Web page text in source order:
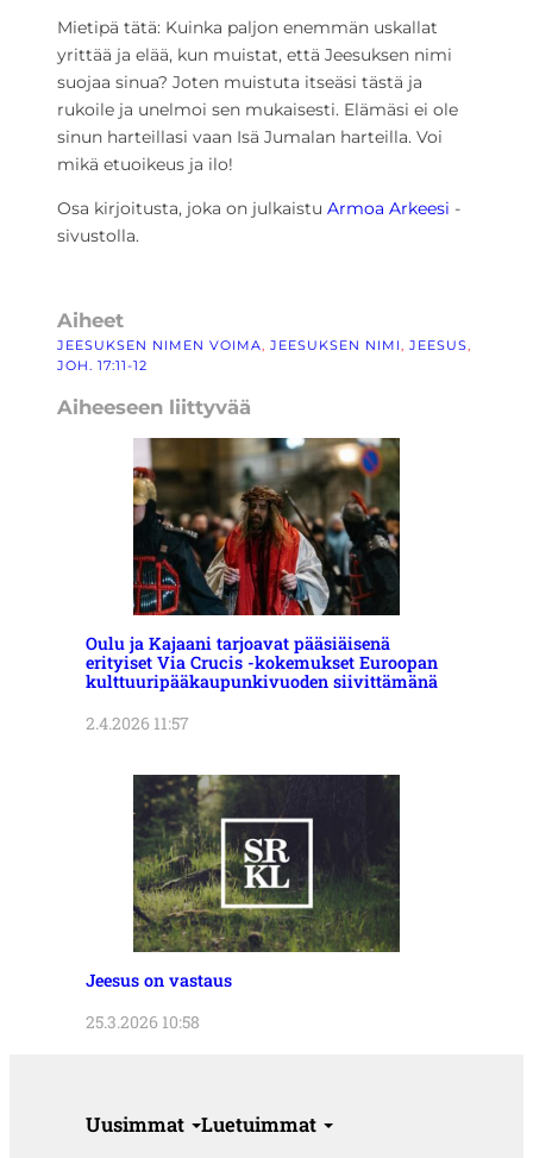
Mietipä tätä: Kuinka paljon enemmän uskallat
yrittää ja elää, kun muistat, että Jeesuksen nimi
suojaa sinua? Joten muistuta itseäsi tästä ja
rukoile ja unelmoi sen mukaisesti. Elämäsi ei ole
sinun harteillasi vaan Isä Jumalan harteilla. Voi
mikä etuoikeus ja ilo!
Osa kirjoitusta, joka on julkaistu Armoa Arkeesi -
sivustolla.
Aiheet
JEESUKSEN NIMEN VOIMA, JEESUKSEN NIMI, JEESUS
JOH. 17:11-12
Aiheeseen liittyvää
Oulu ja Kajaani tarjoavat pääsiäisenä
erityiset Via Crucis -kokemukset Euroopan
kulttuuripääkaupunkivuoden siivittämänä
2.4.2026 11:57
Jeesus on vastaus
25.3.2026 10:58
Uusimmat Luetuimmat